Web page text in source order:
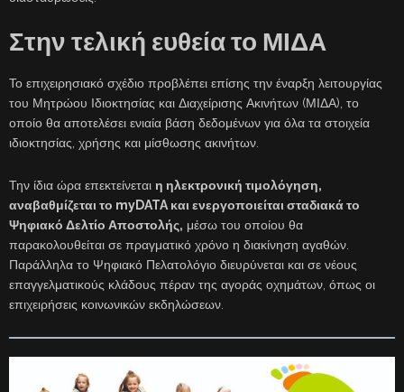
Στην τελική ευθεία το ΜΙΔΑ
Το επιχειρησιακό σχέδιο προβλέπει επίσης την έναρξη λειτουργίας
του Μητρώου Ιδιοκτησίας και Διαχείρισης Ακινήτων (ΜΙΔΑ), το
οποίο θα αποτελέσει ενιαία βάση δεδομένων για όλα τα στοιχεία
ιδιοκτησίας, χρήσης και μίσθωσης ακινήτων.
Την ίδια ώρα επεκτείνεται η ηλεκτρονική τιμολόγηση,
αναβαθμίζεται το myDATA και ενεργοποιείται σταδιακά το
Ψηφιακό Δελτίο Αποστολής, μέσω του οποίου θα
παρακολουθείται σε πραγματικό χρόνο η διακίνηση αγαθών.
Παράλληλα το Ψηφιακό Πελατολόγιο διευρύνεται και σε νέους
επαγγελματικούς κλάδους πέραν της αγοράς οχημάτων, όπως οι
επιχειρήσεις κοινωνικών εκδηλώσεων.